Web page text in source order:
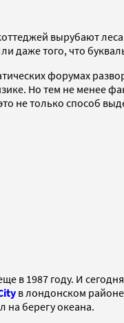
вырубают
даже того, что
форумах
Но тем не менее
не только способ
1987 году. И сегодня
в лондонском
на берегу океана.